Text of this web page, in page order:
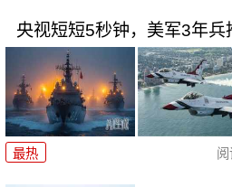
央视短短5秒钟，美军3年
最热